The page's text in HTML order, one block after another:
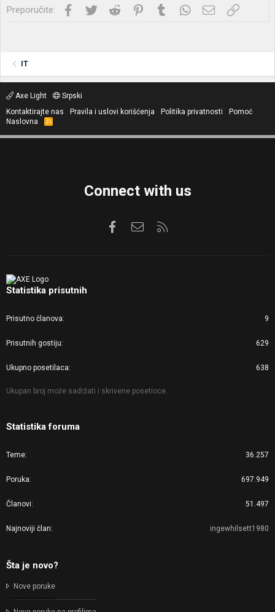
Preporučite: Facebook
Twitter Reddit PinterestTumblrWhatsApp
Imejl Link
IT
Axe Light
Srpski
Kontaktirajte nas
Pravila i uslovi korišćenja Politika privatnosti
Pomoć
Naslovna
R
S
Connect with us
FacebookKontaktirajte nas
Statistika prisutnih
Prisutno članova 9
Prisutnih gostiju 629
Ukupno posetilaca 638
Ukupan broj može sadržati i skrivene posetioce.
Statistika foruma
Teme 36.257
Poruka 697.949
Članovi 51.497
Najnoviji član ingewhilsett1980
Šta je novo?
Nove poruke